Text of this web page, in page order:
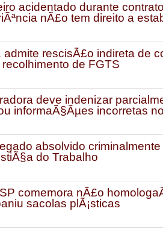
acidentado durante
nÃ£o tem direito a
admite rescisÃ£o indireta de
de FGTS
deve indenizar
informaÃ§Ãµes incorretas
absolvido
do Trabalho
comemora nÃ£o
sacolas plÃ¡sticas